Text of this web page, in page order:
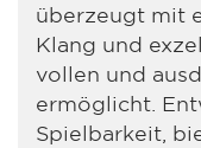
überzeugt mit
Klang und
vollen und
ermöglicht.
Spielbarkeit,